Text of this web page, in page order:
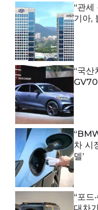
“관세
기아,
“국산
차 시
델’
“포드